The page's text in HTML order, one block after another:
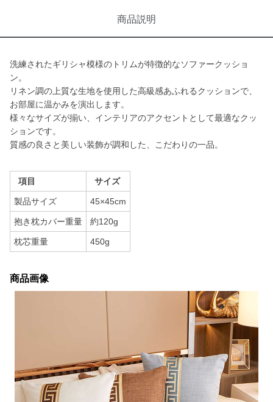
商品説明
洗練されたギリシャ模様のトリムが特徴的なソファークッショ
ン。
リネン調の上質な生地を使用した高級感あふれるクッションで、
お部屋に温かみを演出します。
様々なサイズが揃い、インテリアのアクセントとして最適なクッ
ションです。
質感の良さと美しい装飾が調和した、こだわりの一品。
項目 サイズ
製品サイズ 45×45cm
抱き枕カバー重量 約120g
枕芯重量 450g
商品画像